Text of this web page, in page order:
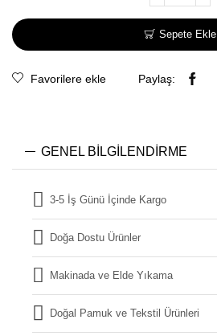
Sepete Ekle
Favorilere ekle Paylaş:
GENEL BILGILENDIRME
3-5 İş Günü İçinde Kargo
Doğa Dostu Ürünler
Makinada ve Elde Yıkama
Doğal Pamuk ve Tekstil Ürünleri